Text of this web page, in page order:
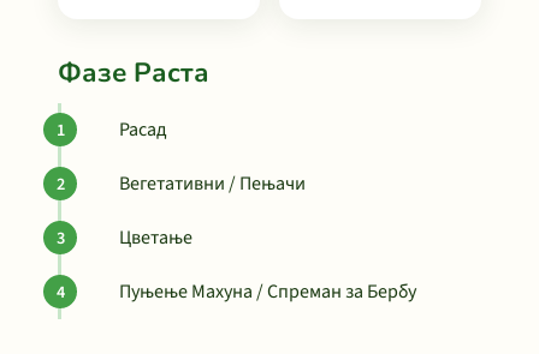
Фазе Раста
Расад
Вегетативни / Пењачи
Цветање
Пуњење Махуна / Спреман за Бербу